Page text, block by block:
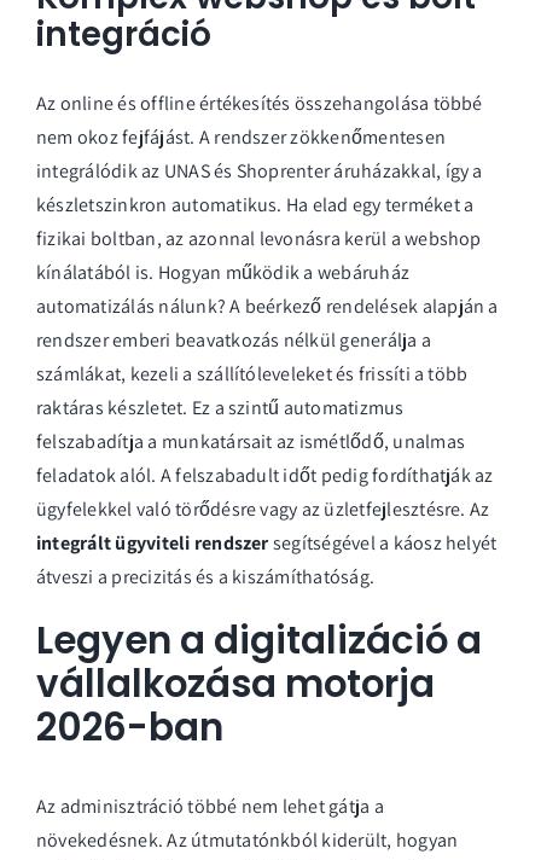
integráció
Az online és offline értékesítés összehangolása többé
nem okoz fejfájást. A rendszer zökkenőmentesen
integrálódik az UNAS és Shoprenter áruházakkal, így a
készletszinkron automatikus. Ha elad egy terméket a
fizikai boltban, az azonnal levonásra kerül a webshop
kínálatából is. Hogyan működik a webáruház
automatizálás nálunk? A beérkező rendelések alapján a
rendszer emberi beavatkozás nélkül generálja a
számlákat, kezeli a szállítóleveleket és frissíti a több
raktáras készletet. Ez a szintű automatizmus
felszabadítja a munkatársait az ismétlődő, unalmas
feladatok alól. A felszabadult időt pedig fordíthatják az
ügyfelekkel való törődésre vagy az üzletfejlesztésre. Az
integrált ügyviteli rendszersegítségével a káosz helyét
átveszi a precizitás és a kiszámíthatóság.
Legyen a digitalizáció a
vállalkozása motorja
2026-ban
Az adminisztráció többé nem lehet gátja a
növekedésnek. Az útmutatónkból kiderült, hogyan